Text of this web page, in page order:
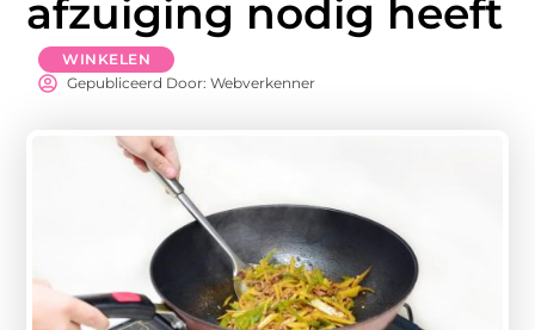
afzuiging nodig heeft
WINKELEN
Gepubliceerd Door: Webverkenner